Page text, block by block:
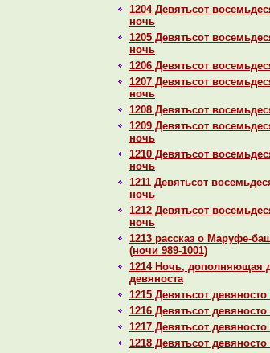
1204 Девятьсот
ночь
1205 Девятьсот
ночь
1206 Девятьсот
1207 Девятьсот
ночь
1208 Девятьсот
1209 Девятьсот
ночь
1210 Девятьсот
ночь
1211 Девятьсот
ночь
1212 Девятьсот
ночь
1213 paссказ о Маруфе-
(ночи 989-1001)
1214 Ночь, дополняющая
девяноста
1215 Девятьсот
1216 Девятьсот
1217 Девятьсот
1218 Девятьсот девяносто